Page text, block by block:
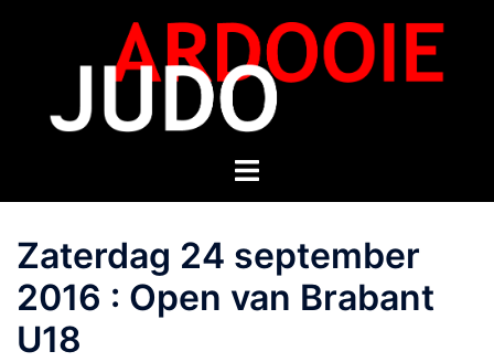
Zaterdag 24 september
2016 : Open van Brabant
U18